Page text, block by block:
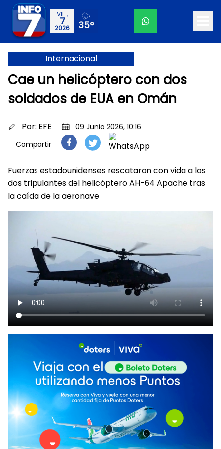
VIE.,
7
2026 35°
Internacional
Cae un helicóptero con dos
soldados de EUA en Omán
Por: EFE
09 Junio 2026, 10:16
Compartir
Fuerzas estadounidenses rescataron con vida a los
dos tripulantes del helicóptero AH-64 Apache tras
la caída de la aeronave